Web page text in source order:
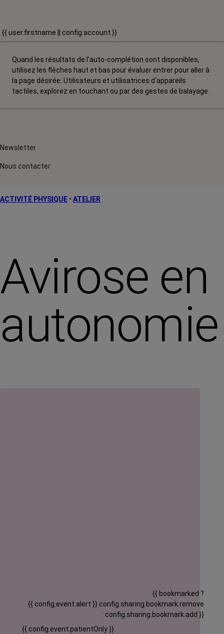
{{ user.firstname || config.account }}
Quand les résultats de l'auto-complétion sont disponibles,
utilisez les flèches haut et bas pour évaluer entrer pour aller à
la page désirée. Utilisateurs et utilisatrices d‘appareils
tactiles, explorez en touchant ou par des gestes de balayage.
Newsletter
Nous contacter
ACTIVITÉ PHYSIQUE • ATELIER
Avirose en
autonomie
{{ config.event.alert }}
{{ bookmarked ?
config.sharing.bookmark.remove
: config.sharing.bookmark.add }}
{{ config.event.patientOnly }}